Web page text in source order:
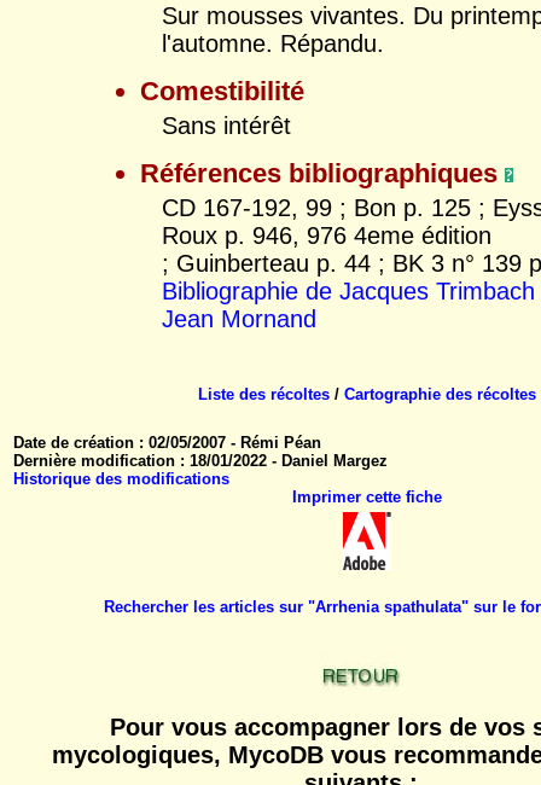
Sur mousses vivantes. Du
l'automne. Répandu.
Comestibilité
Sans intérêt
Références bibliographiques
CD 167-192, 99 ; Bon p. 125 ;
Roux p. 946, 976 4eme édition
; Guinberteau p. 44 ; BK 3 n° 139
Bibliographie de Jacques Trimbach
Jean Mornand
Liste des récoltes /Cartographie des récoltes
Date de création : 02/05/2007 - Rémi Péan
Dernière modification : 18/01/2022 - Daniel Margez
Historique des modifications
Imprimer cette fiche
Rechercher les articles sur "Arrhenia spathulata" sur le
Pour vous accompagner lors de vos
mycologiques, MycoDB vous